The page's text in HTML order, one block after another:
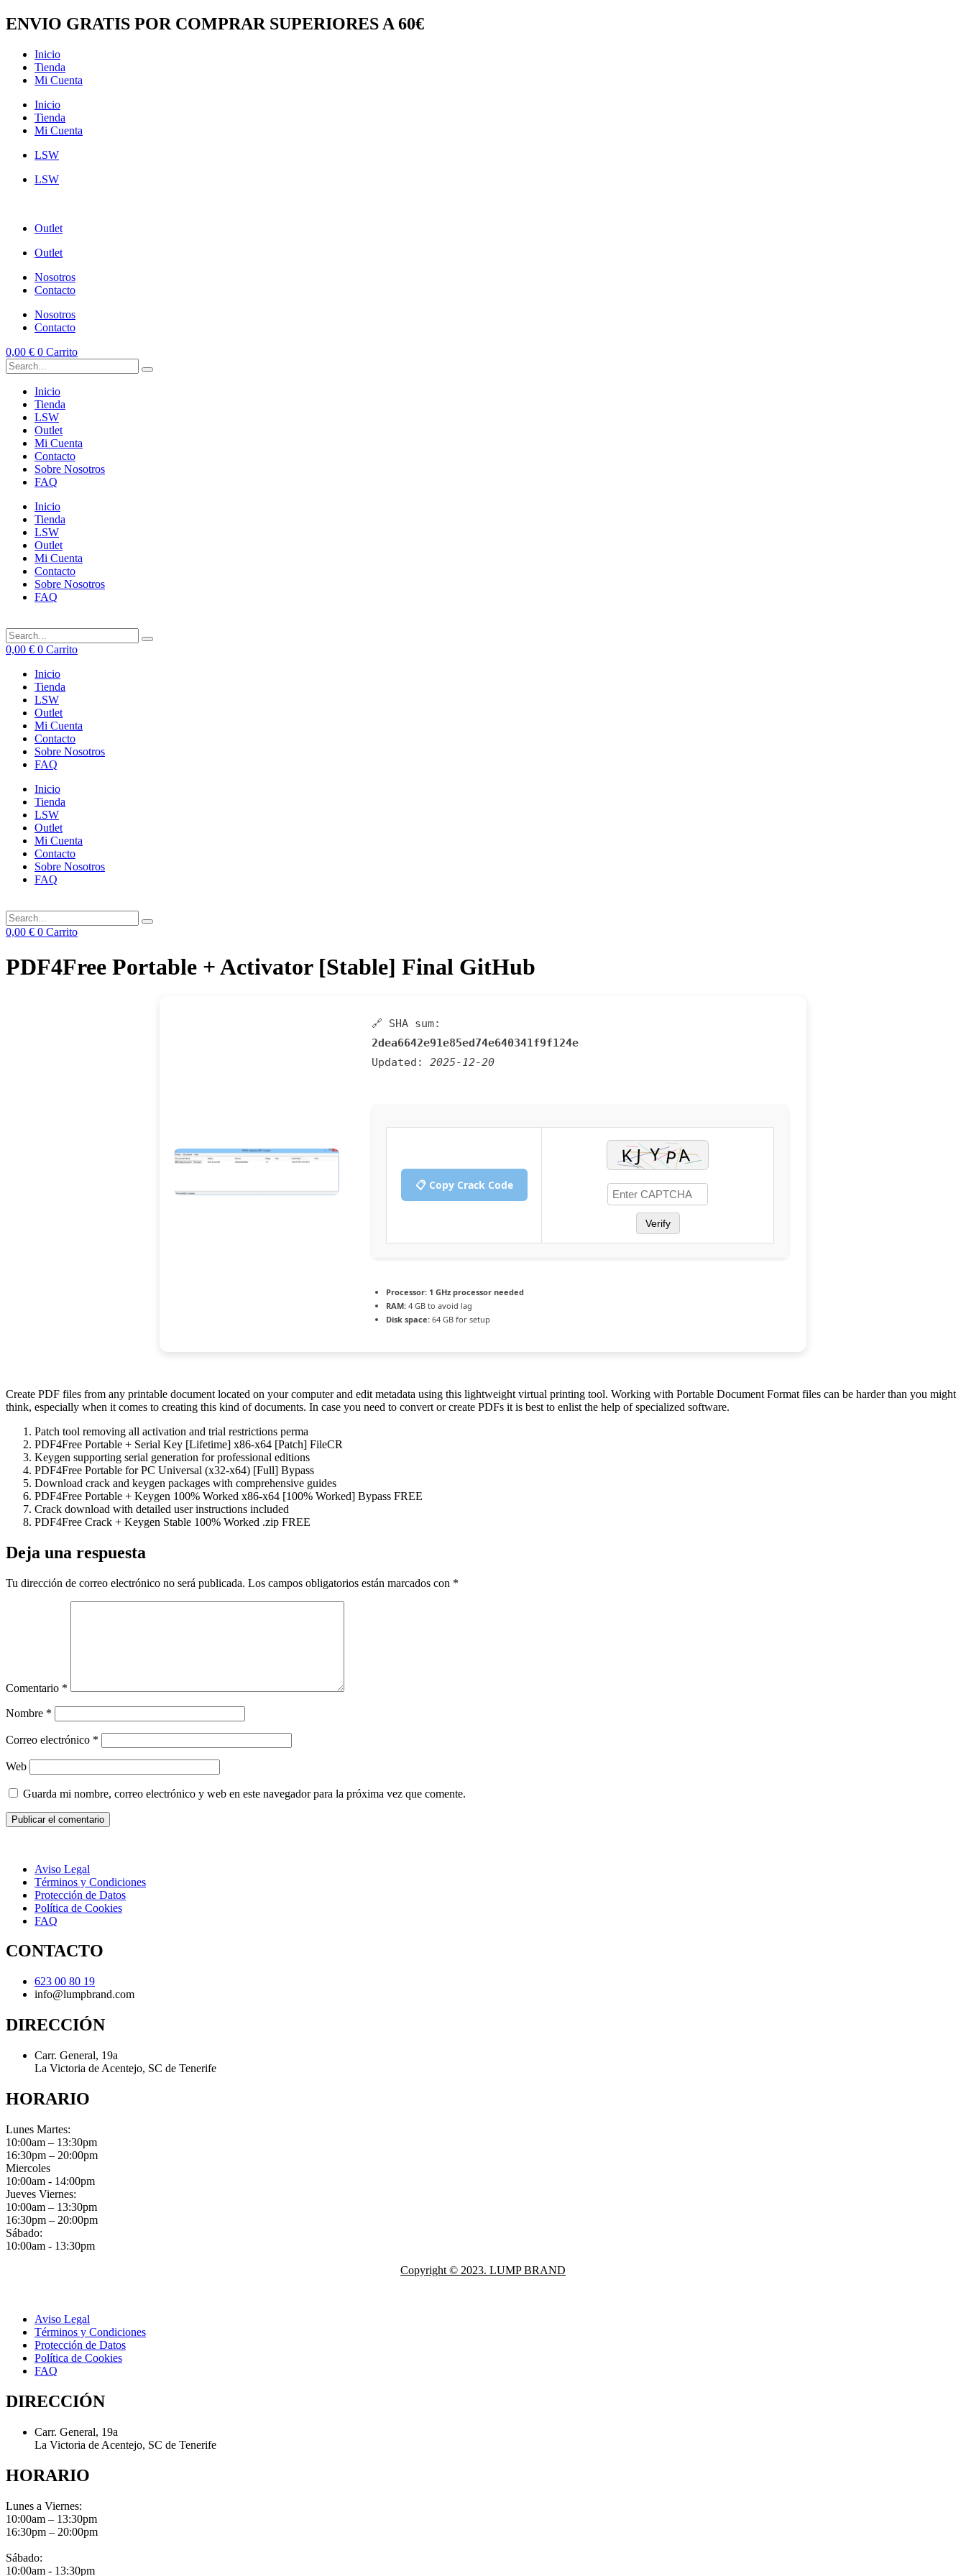
Ir
al
ENVIO GRATIS POR COMPRAR SUPERIORES A 60€
Inicio
Tienda
Mi Cuenta
Inicio
Tienda
Mi Cuenta
LSW
LSW
Outlet
Outlet
Nosotros
Contacto
Nosotros
Contacto
0,00 € 0 Carrito
Inicio
Tienda
LSW
Outlet
Mi Cuenta
Contacto
Sobre Nosotros
FAQ
Inicio
Tienda
LSW
Outlet
Mi Cuenta
Contacto
Sobre Nosotros
FAQ
0,00 € 0 Carrito
Inicio
Tienda
LSW
Outlet
Mi Cuenta
Contacto
Sobre Nosotros
FAQ
Inicio
Tienda
LSW
Outlet
Mi Cuenta
Contacto
Sobre Nosotros
FAQ
0,00 € 0 Carrito
PDF4Free Portable + Activator [Stable] Final GitHub
🔗 SHA sum:
2dea6642e91e85ed74e640341f9f124e
Updated: 2025-12-20
📋 Copy Crack Code
Verify
Processor: 1 GHz processor needed
RAM: 4 GB to avoid lag
Disk space: 64 GB for setup
Create PDF files from any printable document located on your computer and edit metadata using this lightweight virtual printing tool. Working with Portable Document Format files can be harder than you might
think, especially when it comes to creating this kind of documents. In case you need to convert or create PDFs it is best to enlist the help of specialized software.
Patch tool removing all activation and trial restrictions perma
PDF4Free Portable + Serial Key [Lifetime] x86-x64 [Patch] FileCR
Keygen supporting serial generation for professional editions
PDF4Free Portable for PC Universal (x32-x64) [Full] Bypass
Download crack and keygen packages with comprehensive guides
PDF4Free Portable + Keygen 100% Worked x86-x64 [100% Worked] Bypass FREE
Crack download with detailed user instructions included
PDF4Free Crack + Keygen Stable 100% Worked .zip FREE
Deja una respuesta
Tu dirección de correo electrónico no será publicada. Los campos obligatorios están marcados con *
Comentario *
Nombre *
Correo electrónico *
Web
Guarda mi nombre, correo electrónico y web en este navegador para la próxima vez que comente.
Aviso Legal
Términos y Condiciones
Protección de Datos
Política de Cookies
FAQ
CONTACTO
623 00 80 19
info@lumpbrand.com
DIRECCIÓN
Carr. General, 19a
La Victoria de Acentejo, SC de Tenerife
HORARIO
Lunes Martes:
10:00am – 13:30pm
16:30pm – 20:00pm
Miercoles
10:00am - 14:00pm
Jueves Viernes:
10:00am – 13:30pm
16:30pm – 20:00pm
Sábado:
10:00am - 13:30pm
Copyright © 2023. LUMP BRAND
Aviso Legal
Términos y Condiciones
Protección de Datos
Política de Cookies
FAQ
DIRECCIÓN
Carr. General, 19a
La Victoria de Acentejo, SC de Tenerife
HORARIO
Lunes a Viernes:
10:00am – 13:30pm
16:30pm – 20:00pm
Sábado:
10:00am - 13:30pm